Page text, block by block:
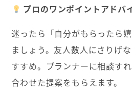
プロのワンポイントアドバ
迷ったら「自分がもらったら
ましょう。友人数人にさりげ
すすめ。プランナーに相談す
合わせた提案をもらえます。